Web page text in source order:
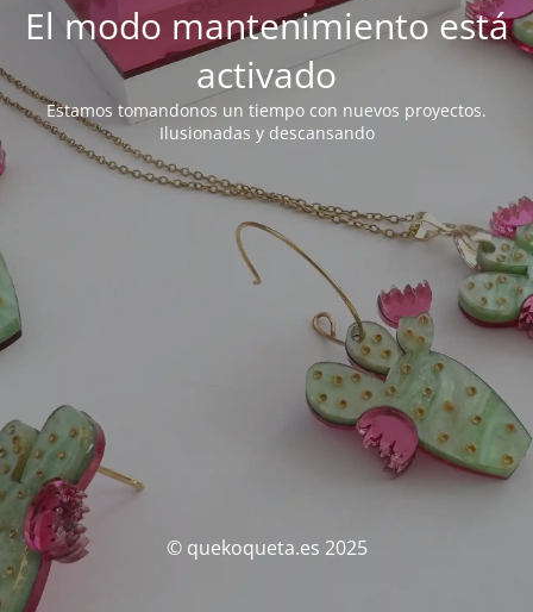
El modo mantenimiento está
activado
Estamos tomandonos un tiempo con nuevos proyectos.
Ilusionadas y descansando
© quekoqueta.es 2025